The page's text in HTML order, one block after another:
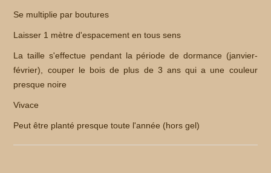
Se multiplie par boutures
Laisser 1 mètre d'espacement en tous sens
La taille s'effectue pendant la période de dormance (janvier-
février), couper le bois de plus de 3 ans qui a une couleur
presque noire
Vivace
Peut être planté presque toute l'année (hors gel)